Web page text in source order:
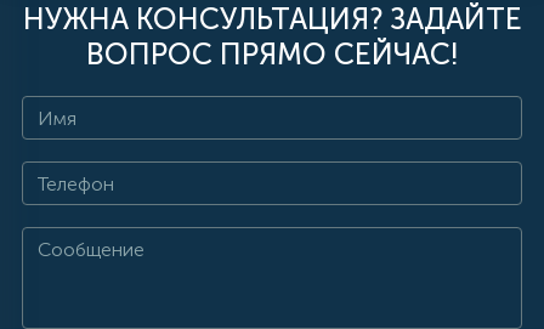
НУЖНА КОНСУЛЬТАЦИЯ? ЗАДАЙТЕ
ВОПРОС ПРЯМО СЕЙЧАС!